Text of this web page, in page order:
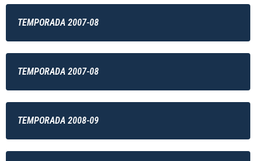
TEMPORADA 2007-08
TEMPORADA 2007-08
TEMPORADA 2008-09